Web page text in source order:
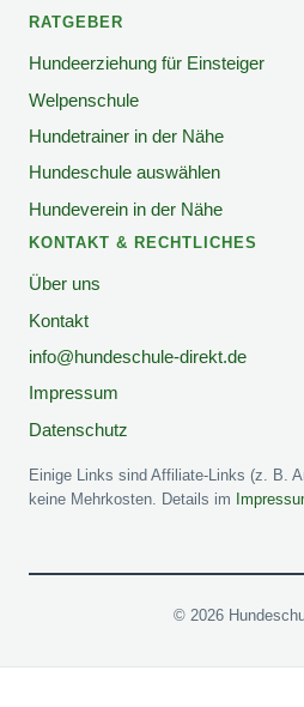
RATGEBER
Hundeerziehung für Einsteiger
Welpenschule
Hundetrainer in der Nähe
Hundeschule auswählen
Hundeverein in der Nähe
KONTAKT & RECHTLICHES
Über uns
Kontakt
info@hundeschule-direkt.de
Impressum
Datenschutz
Einige Links sind Affiliate-Links (z. B.
keine Mehrkosten. Details im
© 2026